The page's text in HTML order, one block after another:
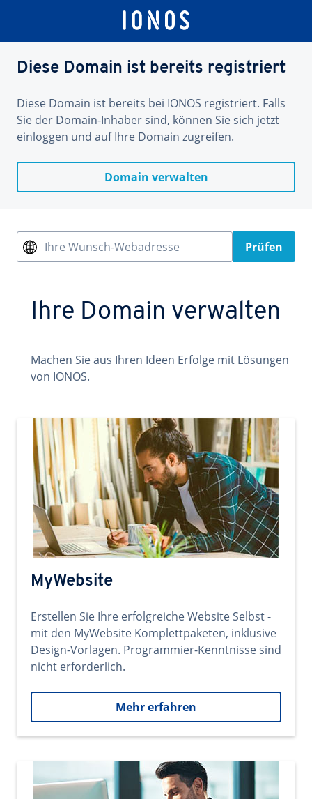
Diese Domain ist bereits registriert
Diese Domain ist bereits bei IONOS registriert. Falls
Sie der Domain-Inhaber sind, können Sie sich jetzt
einloggen und auf Ihre Domain zugreifen.
Domain verwalten
Ihre Wunsch-Webadresse Prüfen
Ihre Domain verwalten
Machen Sie aus Ihren Ideen Erfolge mit Lösungen
von IONOS.
MyWebsite
Erstellen Sie Ihre erfolgreiche Website Selbst -
mit den MyWebsite Komplettpaketen, inklusive
Design-Vorlagen. Programmier-Kenntnisse sind
nicht erforderlich.
Mehr erfahren